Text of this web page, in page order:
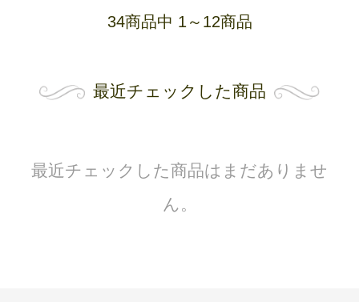
34商品中 1～12商品
最近チェックした商品
最近チェックした商品はまだありませ
ん。